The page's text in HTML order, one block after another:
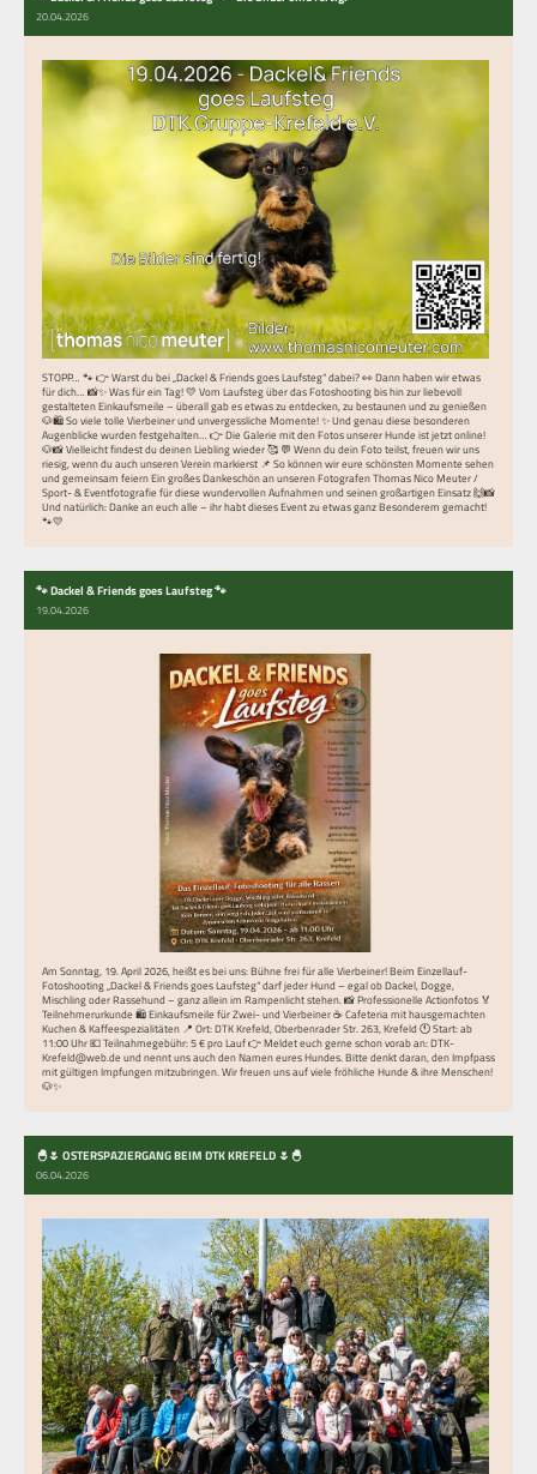
20.04.2026
STOPP… 🐾 👉 Warst du bei „Dackel & Friends goes Laufsteg“ dabei? 👀 Dann haben wir etwas
für dich… 📸✨ Was für ein Tag! 💛 Vom Laufsteg über das Fotoshooting bis hin zur liebevoll
gestalteten Einkaufsmeile – überall gab es etwas zu entdecken, zu bestaunen und zu genießen
🐶🛍️ So viele tolle Vierbeiner und unvergessliche Momente! ✨ Und genau diese besonderen
Augenblicke wurden festgehalten… 👉 Die Galerie mit den Fotos unserer Hunde ist jetzt online!
🐶📸 Vielleicht findest du deinen Liebling wieder 🥰 💬 Wenn du dein Foto teilst, freuen wir uns
riesig, wenn du auch unseren Verein markierst 📌 So können wir eure schönsten Momente sehen
und gemeinsam feiern Ein großes Dankeschön an unseren Fotografen Thomas Nico Meuter /
Sport- & Eventfotografie für diese wundervollen Aufnahmen und seinen großartigen Einsatz 🙌📸
Und natürlich: Danke an euch alle – ihr habt dieses Event zu etwas ganz Besonderem gemacht!
🐾💛
🐾 Dackel & Friends goes Laufsteg 🐾
19.04.2026
Am Sonntag, 19. April 2026, heißt es bei uns: Bühne frei für alle Vierbeiner! Beim Einzellauf-
Fotoshooting „Dackel & Friends goes Laufsteg“ darf jeder Hund – egal ob Dackel, Dogge,
Mischling oder Rassehund – ganz allein im Rampenlicht stehen. 📸 Professionelle Actionfotos 🏅
Teilnehmerurkunde 🛍️ Einkaufsmeile für Zwei- und Vierbeiner ☕ Cafeteria mit hausgemachten
Kuchen & Kaffeespezialitäten 📍 Ort: DTK Krefeld, Oberbenrader Str. 263, Krefeld 🕚 Start: ab
11:00 Uhr 💶 Teilnahmegebühr: 5 € pro Lauf 👉 Meldet euch gerne schon vorab an: DTK-
Krefeld@web.de und nennt uns auch den Namen eures Hundes. Bitte denkt daran, den Impfpass
mit gültigen Impfungen mitzubringen. Wir freuen uns auf viele fröhliche Hunde & ihre Menschen!
🐶✨
🐣🌷 OSTERSPAZIERGANG BEIM DTK KREFELD 🌷🐣
06.04.2026